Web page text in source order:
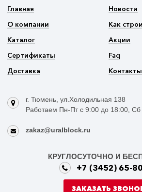
Главная
О компании
Каталог
Сертификаты
Доставка
Новости
Как
Акции
Faq
Контакты
г. Тюмень, ул.Холодильная 138
Работаем Пн-Пт с 9:00 до 18:00, Сб
zakaz@uralblock.ru
КРУГЛОСУТОЧНО И
+7 (3452) 65-
ЗАКАЗАТЬ